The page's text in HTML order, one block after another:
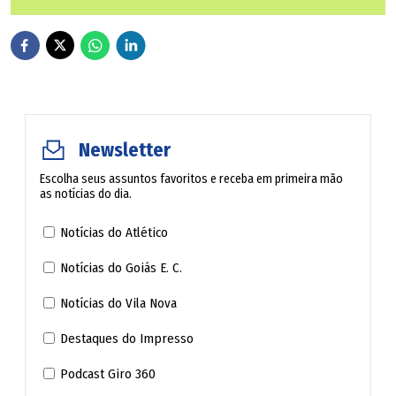
O advogado criminalista, em qualquer situação, tem o
dever inalienável de defender a correta aplicação da lei e
o pior dos criminosos. A Constituição Nacional não faz
diferença.
Heráclito Fontoura Sobral Pinto, renomado criminalista e
covardes."
solitário no campo, necessita de coragem para enfrentar a
Newsletter
Escolha seus assuntos favoritos e receba em primeira mão
as notícias do dia.
Notícias do Atlético
Notícias do Goiás E. C.
Notícias do Vila Nova
Destaques do Impresso
Podcast Giro 360